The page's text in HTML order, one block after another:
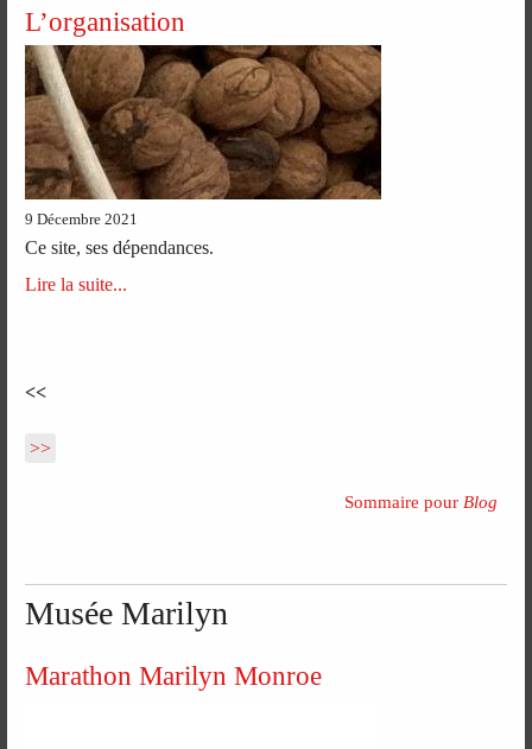
L’organisation
9 Décembre 2021
Ce site, ses dépendances.
Lire la suite...
<<
>>
Sommaire pour Blog
Musée Marilyn
Marathon Marilyn Monroe